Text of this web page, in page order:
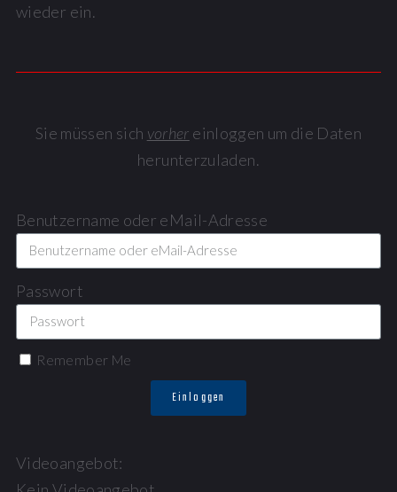
wieder ein.
Sie müssen sich vorher einloggen um die Daten
herunterzuladen.
Benutzername oder eMail-Adresse
Passwort
Remember Me
Einloggen
Videoangebot: